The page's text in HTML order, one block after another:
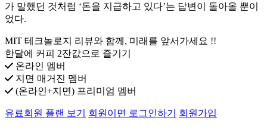
가 말했던 것처럼 ‘돈을 지급하고 있다’는 답변이 돌아올 뿐이
었다.
MIT 테크놀로지 리뷰와 함께, 미래를 앞서가세요 !!
한달에 커피 2잔값으로 즐기기
온라인 멤버
지면 매거진 멤버
(온라인+지면) 프리미엄 멤버
유료회원 플랜 보기 회원이면 로그인하기 회원가입